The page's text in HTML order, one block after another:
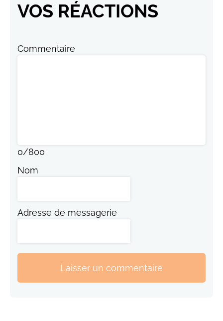
VOS RÉACTIONS
Commentaire
0/800
Nom
Adresse de messagerie
Laisser un commentaire